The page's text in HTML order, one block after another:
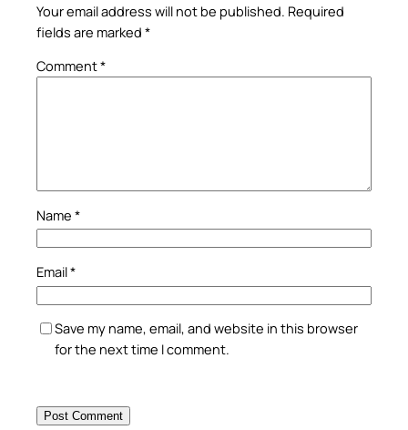
Your email address will not be published. Required
fields are marked *
Comment*
Name *
Email*
Save my name, email, and website in this browser
for the next time I comment.